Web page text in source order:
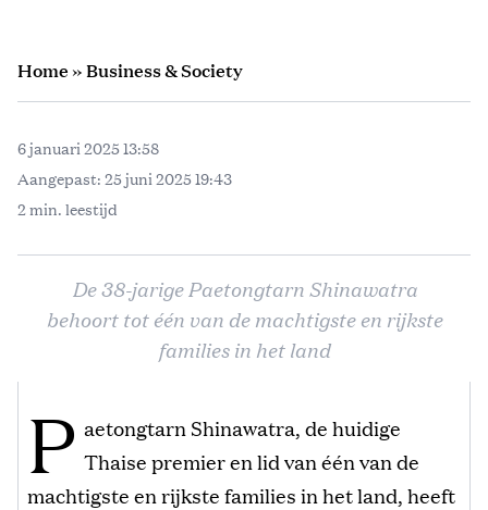
Home»Business & Society
6 januari 2025 13:58
Aangepast: 25 juni 2025 19:43
2 min. leestijd
De 38-jarige Paetongtarn Shinawatra
behoort tot één van de machtigste en rijkste
families in het land
P aetongtarn Shinawatra, de huidige
Thaise premier en lid van één van de
machtigste en rijkste families in het land, heeft